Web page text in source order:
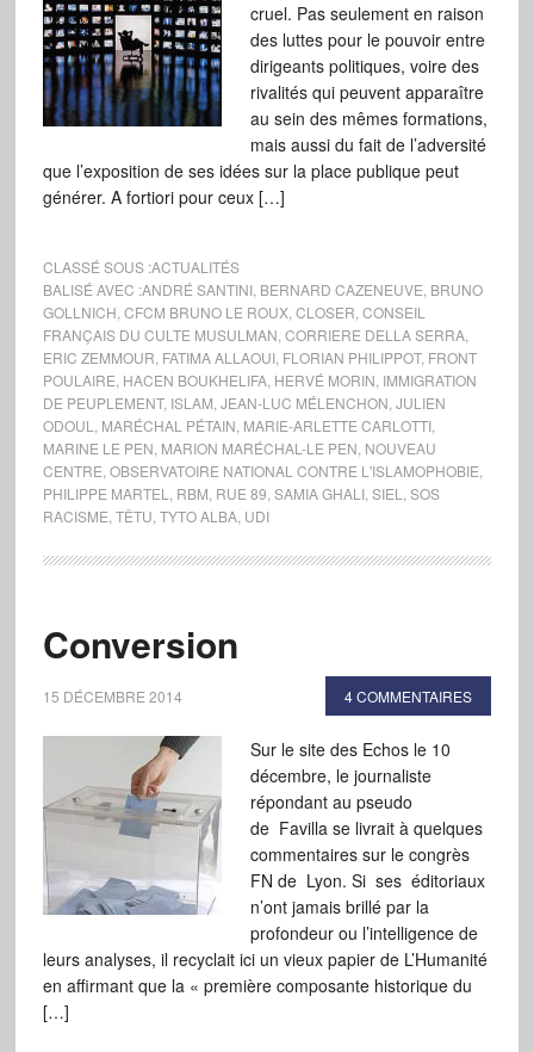
cruel. Pas seulement en raison
des luttes pour le pouvoir entre
dirigeants politiques, voire des
rivalités qui peuvent apparaître
au sein des mêmes formations,
mais aussi du fait de l’adversité
que l’exposition de ses idées sur la place publique peut
générer. A fortiori pour ceux […]
CLASSÉ SOUS :ACTUALITÉS
BALISÉ AVEC :ANDRÉ SANTINI, BERNARD CAZENEUVE BRUNO
GOLLNICH CFCM BRUNO LE ROUX, CLOSER CONSEIL
FRANÇAIS DU CULTE MUSULMAN CORRIERE DELLA SERRA,
ERIC ZEMMOUR FATIMA ALLAOUI, FLORIAN PHILIPPOT, FRONT
POULAIRE HACEN BOUKHELIFA, HERVÉ MORIN IMMIGRATION
DE PEUPLEMENT, ISLAM JEAN-LUC MÉLENCHON JULIEN
ODOUL
MARÉCHAL PÉTAIN MARIE-ARLETTE CARLOTTI,
MARINE LE PEN MARION MARÉCHAL-LE PEN NOUVEAU
CENTRE OBSERVATOIRE NATIONAL CONTRE L'ISLAMOPHOBIE
PHILIPPE MARTEL
RBM RUE 89 SAMIA GHALI, SIEL
SOS
RACISME TÊTU TYTO ALBA, UDI
Conversion
15 DÉCEMBRE 2014 4 COMMENTAIRES
Sur le site des Echos le 10
décembre, le journaliste
répondant au pseudo
de Favilla se livrait à quelques
commentaires sur le congrès
FN de Lyon. Si ses éditoriaux
n’ont jamais brillé par la
profondeur ou l’intelligence de
leurs analyses, il recyclait ici un vieux papier de L’Humanité
en affirmant que la « première composante historique du
[…]